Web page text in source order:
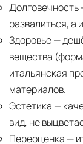
Долговечность
развалиться, а
Здоровье—
вещества
итальянская
материалов.
Эстетика —
вид, не
Переоценка —